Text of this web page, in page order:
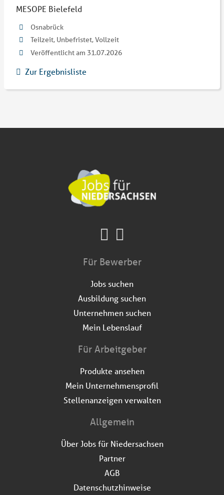
MESOPE Bielefeld
Osnabrück
Teilzeit, Unbefristet, Vollzeit
Veröffentlicht am 31.07.2026
Zur Ergebnisliste
Für Bewerber
Jobs suchen
Ausbildung suchen
Unternehmen suchen
Mein Lebenslauf
Für Arbeitgeber
Produkte ansehen
Mein Unternehmensprofil
Stellenanzeigen verwalten
Allgemein
Über Jobs für Niedersachsen
Partner
AGB
Datenschutzhinweise